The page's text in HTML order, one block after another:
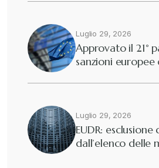
Luglio 29, 2026
Approvato il 21°
sanzioni
Luglio 29, 2026
EUDR: esclusione
dall’elenco delle